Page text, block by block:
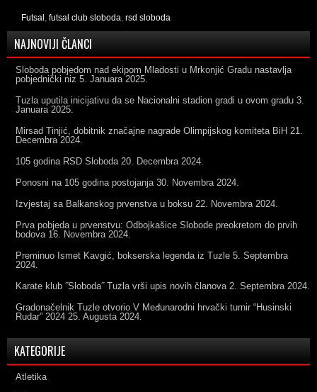
Futsal , futsal club sloboda, rsd sloboda
NAJNOVIJI ČLANCI
Sloboda pobjedom nad ekipom Mladosti u Mrkonjić Gradu nastavlja
pobjednički niz 5. Januara 2025.
Tuzla uputila inicijativu da se Nacionalni stadion gradi u ovom gradu 3.
Januara 2025.
Mirsad Tinjić, dobitnik značajne nagrade Olimpijskog komiteta BiH 21.
Decembra 2024.
105 godina RSD Sloboda 20. Decembra 2024.
Ponosni na 105 godina postojanja 30. Novembra 2024.
Izvjestaj sa Balkanskog prvenstva u boksu 22. Novembra 2024.
Prva pobjeda u prvenstvu: Odbojkašice Slobode preokretom do prvih
bodova 16. Novembra 2024.
Preminuo Ismet Kavgić, bokserska legenda iz Tuzle 5. Septembra
2024.
Karate klub ˝Sloboda˝ Tuzla vrši upis novih članova 2. Septembra 2024.
Gradonačelnik Tuzle otvorio V Međunarodni hrvački turnir “Husinski
Rudar” 2024 25. Augusta 2024.
KATEGORIJE
Atletika